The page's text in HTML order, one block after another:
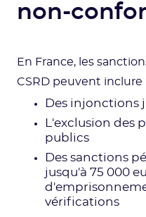
non-
En France, les
CSRD peuvent inclure
Des injonctions
L'exclusion des
publics
Des sanctions
jusqu'à 75 000
vérifications